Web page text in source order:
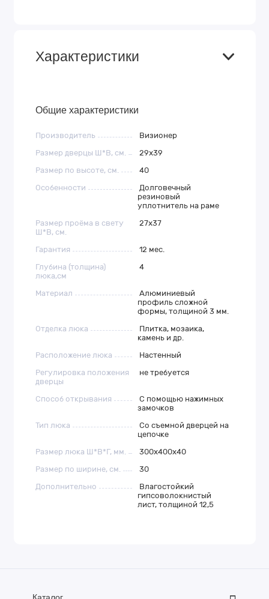
Характеристики
Общие характеристики
Производитель
Визионер
Размер дверцы Ш*В, см.
29х39
Размер по высоте, см.
40
Особенности
Долговечный
резиновый
уплотнитель на раме
Размер проёма в свету
Ш*В, см.
27х37
Гарантия
12 мес.
Глубина (толщина)
люка,см
4
Материал
Алюминиевый
профиль сложной
формы, толщиной 3 мм.
Отделка люка
Плитка, мозаика,
камень и др.
Расположение люка
Настенный
Регулировка положения
дверцы
не требуется
Способ открывания
С помощью нажимных
замочков
Тип люка
Со съемной дверцей на
цепочке
Размер люка Ш*В*Г, мм.
300x400x40
Размер по ширине, см.
30
Дополнительно
Влагостойкий
гипсоволокнистый
лист, толщиной 12,5